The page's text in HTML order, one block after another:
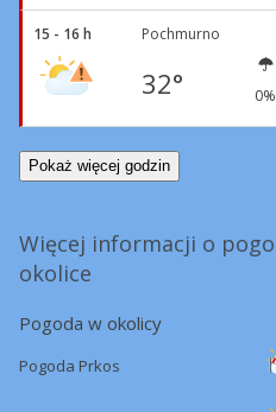
15 - 16 h Pochmurno
32° 0%
Pokaż więcej godzin
Więcej informacji o
okolice
Pogoda w okolicy
Pogoda Prkos